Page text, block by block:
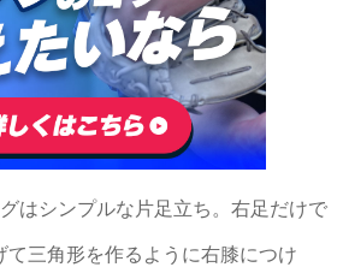
はシンプルな片足立ち。右足だけで
て三角形を作るように右膝につけ